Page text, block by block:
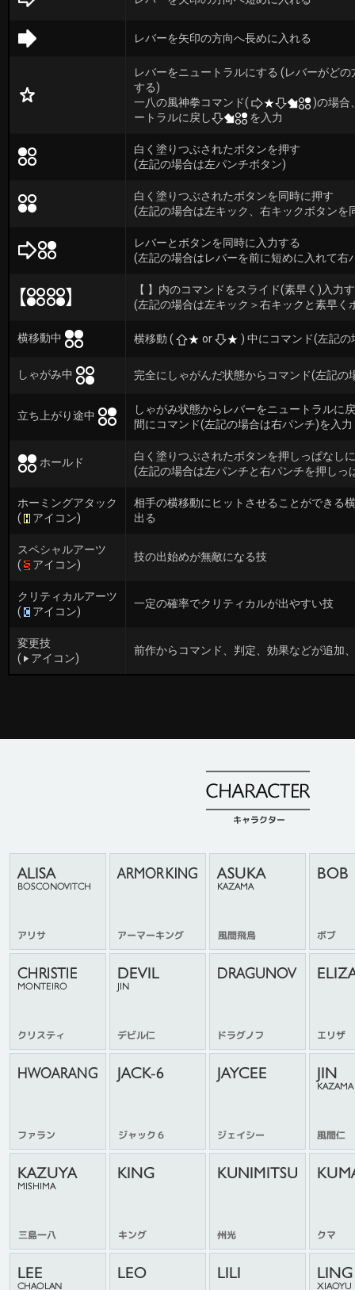
レバーを矢印の方向へ長めに入れる
レバーをニュートラルにする (レバーがど
する)
一八の風神拳コマンド(
)の場合
ートラルに戻し
を入力
白く塗りつぶされたボタンを押す
(左記の場合は左パンチボタン)
白く塗りつぶされたボタンを同時に押す
(左記の場合は左キック、右キックボタンを
レバーとボタンを同時に入力する
(左記の場合はレバーを前に短めに入れて右
【 】内のコマンドをスライド(素早く)入力
(左記の場合は左キック＞右キックと素早く
横移動中 横移動 ( or ) 中にコマンド(左記
しゃがみ中 完全にしゃがんだ状態からコマンド(左記の
立ち上がり途中
しゃがみ状態からレバーをニュートラルに
間にコマンド(左記の場合は右パンチ)を入力
ホールド
白く塗りつぶされたボタンを押しっぱなし
(左記の場合は左パンチと右パンチを押しっ
ホーミングアタック
(
アイコン)
相手の横移動にヒットさせることができる
出る
スペシャルアーツ
(
アイコン)
技の出始めが無敵になる技
クリティカルアーツ
(
アイコン)
一定の確率でクリティカルが出やすい技
変更技
(
アイコン)
前作からコマンド、判定、効果などが追加